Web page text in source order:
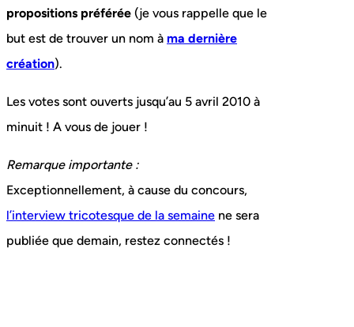
propositions préférée (je vous rappelle que le
but est de trouver un nom à ma dernière
création).
Les votes sont ouverts jusqu’au 5 avril 2010 à
minuit ! A vous de jouer !
Remarque importante :
Exceptionnellement, à cause du concours,
l’interview tricotesque de la semaine ne sera
publiée que demain, restez connectés !